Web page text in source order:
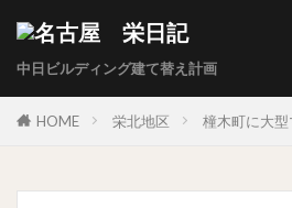
中日ビルディング建て替え計画
HOME 栄北地区 橦木町に大